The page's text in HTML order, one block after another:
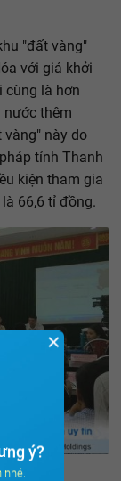
"đất vàng"
với giá khởi
cùng là hơn
nước thêm
vàng" này do
tỉnh Thanh
kiện tham gia
66,6 tỉ đồng.
✕
ý?
nhé.